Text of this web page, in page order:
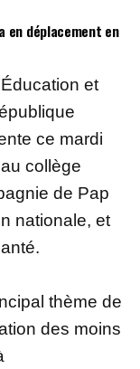
en déplacement en
et
ce mardi
collège
de Pap
nationale, et
thème de
des moins